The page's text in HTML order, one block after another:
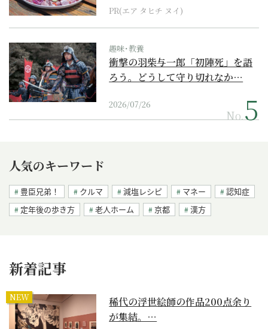
PR(エア タヒチ ヌイ)
趣味･教養
衝撃の羽柴与一郎「初陣死」を語
ろう。どうして守り切れなか…
2026/07/26
No.
人気のキーワード
豊臣兄弟！ クルマ 減塩レシピ マネー
認知症
定年後の歩き方
老人ホーム 京都 漢方
新着記事
NEW
稀代の浮世絵師の作品200点余り
が集結。…